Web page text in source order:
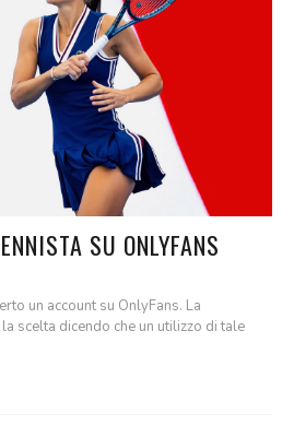
SU ONLYFANS
un account su OnlyFans. La
scelta dicendo che un utilizzo di tale